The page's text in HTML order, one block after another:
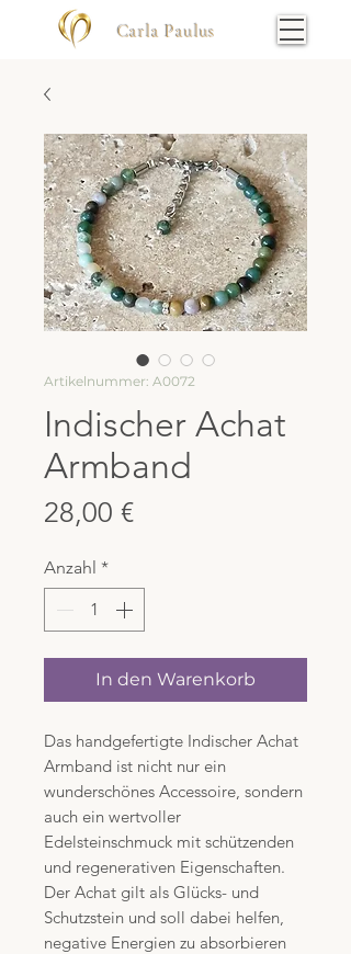
Carla Paulus
Artikelnummer: A0072
Indischer Achat
Armband
28,00 €Preis
Anzahl *
In den Warenkorb
Das handgefertigte Indischer Achat
Armband ist nicht nur ein
wunderschönes Accessoire, sondern
auch ein wertvoller
Edelsteinschmuck mit schützenden
und regenerativen Eigenschaften.
Der Achat gilt als Glücks- und
Schutzstein und soll dabei helfen,
negative Energien zu absorbieren